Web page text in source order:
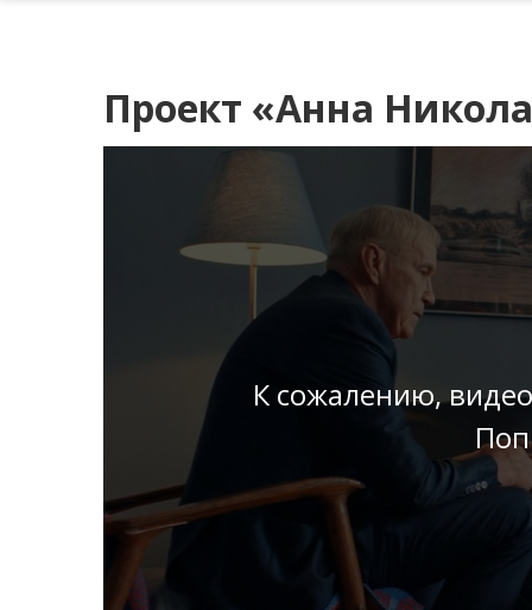
Проект «Анна
К сожалению,